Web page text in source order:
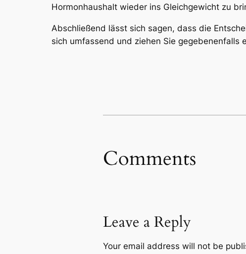
Hormonhaushalt wieder ins Gleichgewicht zu
Abschließend lässt sich sagen, dass die
sich umfassend und ziehen Sie gegebenenfalls
Comments
Leave a Reply
Your email address will not be